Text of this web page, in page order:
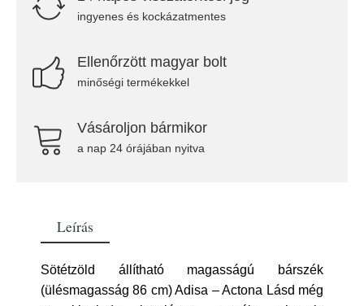
ingyenes és kockázatmentes
Ellenőrzött magyar bolt
minőségi termékekkel
Vásároljon bármikor
a nap 24 órájában nyitva
Leírás
Sötétzöld állítható magasságú bárszék
(ülésmagasság 86 cm) Adisa – Actona Lásd még